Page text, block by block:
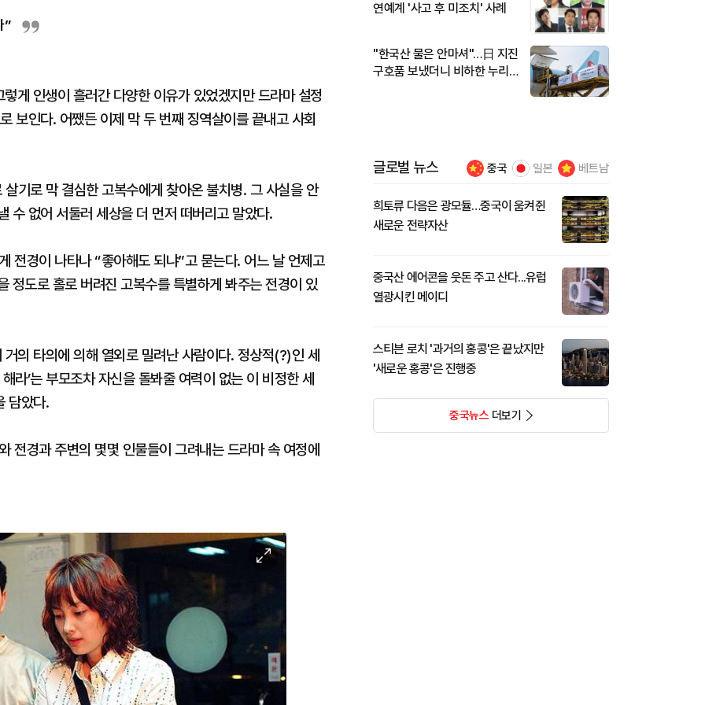
”
게 인생이 흘러간 다양한 이유가 있었겠지만 드라마 설정
보인다. 어쨌든 이제 막 두 번째 징역살이를 끝내고 사회
살기로 막 결심한 고복수에게 찾아온 불치병. 그 사실을 안
수 없어 서둘러 세상을 더 먼저 떠버리고 말았다.
전경이 나타나 “좋아해도 되냐”고 묻는다. 어느 날 언제고
정도로 홀로 버려진 고복수를 특별하게 봐주는 전경이 있
의 타의에 의해 열외로 밀려난 사람이다. 정상적(?)인 세
라’는 부모조차 자신을 돌봐줄 여력이 없는 이 비정한 세
담았다.
전경과 주변의 몇몇 인물들이 그려내는 드라마 속 여정에
대
연예계 '사고 후 미조치' 사례
"한국산 물은 안마셔"…日 지진
구호품 보냈더니 비하한 누리
글로벌 뉴스 중국 일본 베트남
희토류 다음은 광모듈…중국이 움켜쥔
새로운 전략자산
중국산 에어콘을 웃돈 주고 산다...유럽
열광시킨 메이디
스티븐 로치 '과거의 홍콩'은 끝났지만
'새로운 홍콩'은 진행중
중국뉴스더보기